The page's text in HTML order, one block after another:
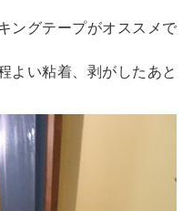
ングテープがオススメで
よい粘着、剥がしたあと